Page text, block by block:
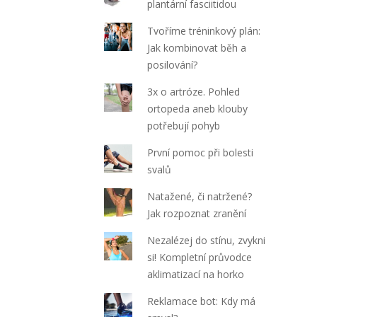
plantární fasciitidou
Tvoříme tréninkový plán:
Jak kombinovat běh a
posilování?
3x o artróze. Pohled
ortopeda aneb klouby
potřebují pohyb
První pomoc při bolesti
svalů
Natažené, či natržené?
Jak rozpoznat zranění
Nezalézej do stínu, zvykni
si! Kompletní průvodce
aklimatizací na horko
Reklamace bot: Kdy má